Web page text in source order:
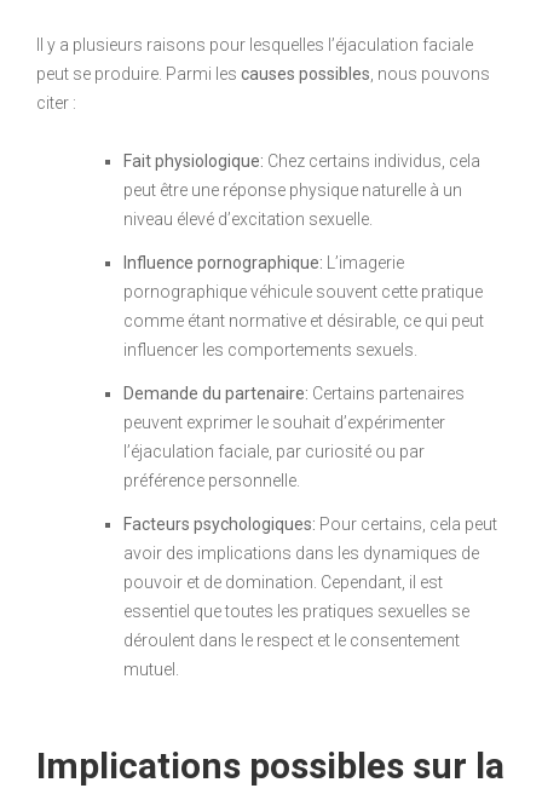
Il y a plusieurs raisons pour lesquelles l’éjaculation faciale
peut se produire. Parmi les causes possibles , nous pouvons
citer :
Fait physiologique: Chez certains individus, cela
peut être une réponse physique naturelle à un
niveau élevé d’excitation sexuelle.
Influence pornographique: L’imagerie
pornographique véhicule souvent cette pratique
comme étant normative et désirable, ce qui peut
influencer les comportements sexuels.
Demande du partenaire: Certains partenaires
peuvent exprimer le souhait d’expérimenter
l’éjaculation faciale, par curiosité ou par
préférence personnelle.
Facteurs psychologiques: Pour certains, cela peut
avoir des implications dans les dynamiques de
pouvoir et de domination. Cependant, il est
essentiel que toutes les pratiques sexuelles se
déroulent dans le respect et le consentement
mutuel.
Implications possibles sur la